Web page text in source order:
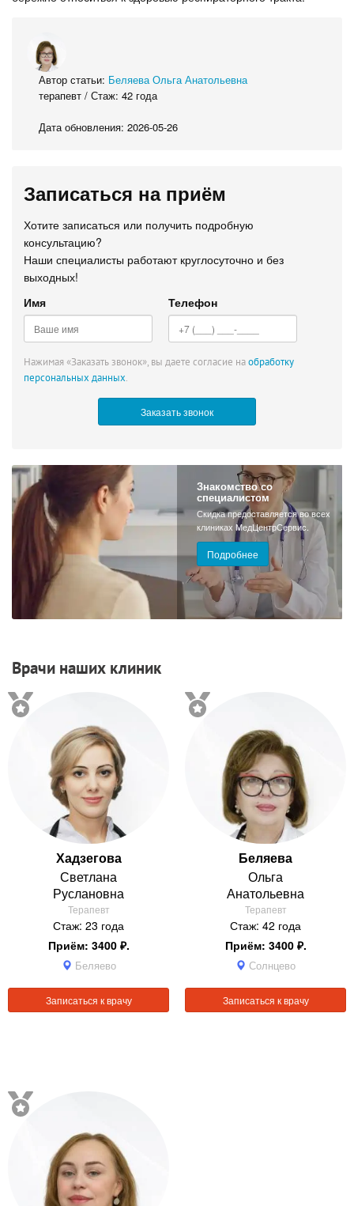
Автор статьи: Беляева Ольга Анатольевна
терапевт / Стаж: 42 года
Дата обновления: 2026-05-26
Записаться на приём
Хотите записаться или получить подробную
консультацию?
Наши специалисты работают круглосуточно и без
выходных!
Имя
Телефон
Нажимая «Заказать звонок», вы даете согласие наобработку
персональных данных.
Знакомство со
специалистом
Скидка предоставляется во всех
клиниках МедЦентрСервис.
Подробнее
Врачи наших клиник
Хадзегова
Светлана
Руслановна
Терапевт
Стаж: 23 года
Приём: 3400 ₽.
Беляево
Записаться к врачу
Беляева
Ольга
Анатольевна
Терапевт
Стаж: 42 года
Приём: 3400 ₽.
Солнцево
Записаться к врачу